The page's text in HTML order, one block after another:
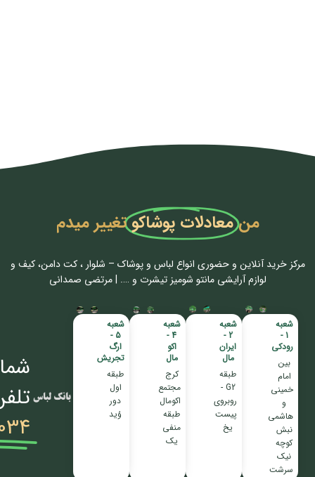
منمعادلات پوشاکوتغییر میدم
مرکز خرید آنلاین و حضوری انواع لباس‌ و پوشاک – شلوار ، کت دامن، کیف و
لوازم آرایشی مانتو شومیز تیشرت و …. | مرتضی صمدانی
شعبه
1 -
رودکی
بین
امام
خمینی
و
هاشمی
نبش
کوچه
نیک
سرشت
شعبه
2 -
ایران
مال
طبقه
G2 -
روبروی
پیست
یخ
شعبه
4 -
اکو
مال
کرج
مجتمع
اکومال
طبقه
منفی
یک
شعبه
5 -
ارگ
تجریش
طبقه
اول
دور
وُید